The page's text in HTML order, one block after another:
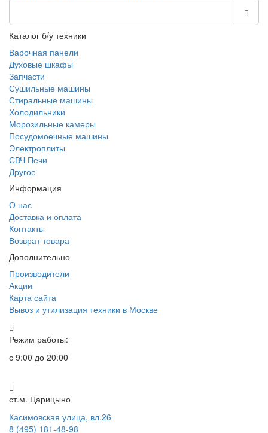
Каталог б/у техники
Варочная панели
Духовые шкафы
Запчасти
Сушильные машины
Стиральные машины
Холодильники
Морозильные камеры
Посудомоечные машины
Электроплиты
СВЧ Печи
Другое
Информация
О нас
Доставка и оплата
Контакты
Возврат товара
Дополнительно
Производители
Акции
Карта сайта
Вывоз и утилизация техники в Москве
Режим работы:
с 9:00 до 20:00
ст.м. Царицыно
Касимовская улица, вл.26
8 (495) 181-48-98